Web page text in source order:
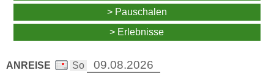
> Pauschalen
> Erlebnisse
ANREISE